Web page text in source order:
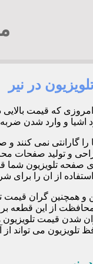
در نیر
امروزی که قیمت
شدن ضربه هنگام بازی
گارانتی نمی کنند
تلویزیون شما
از ان را برای
و همچنین گران
محافظت از این قطعه
شدن قیمت تلویزیون
تلویزیون می تواند